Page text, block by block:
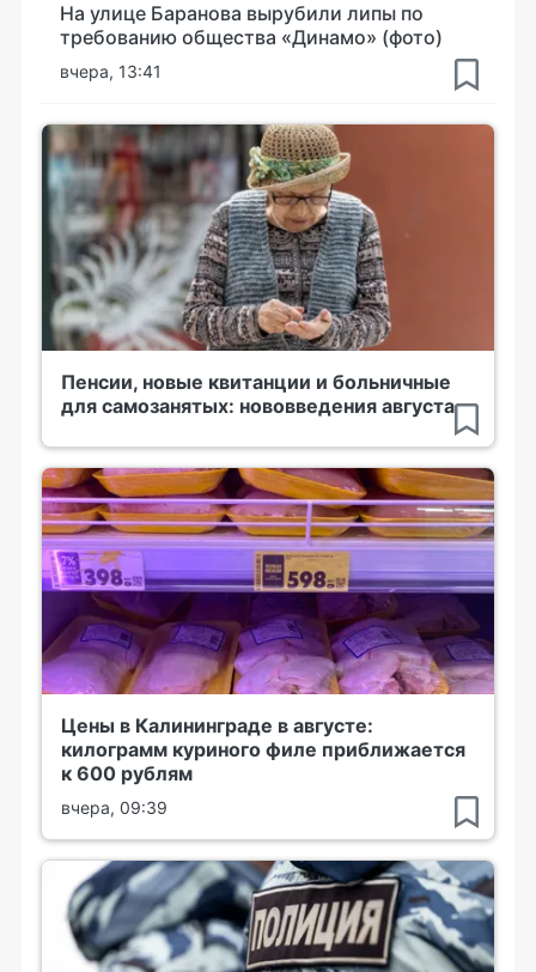
На улице Баранова вырубили липы по
требованию общества «Динамо» (фото)
вчера, 13:41
Пенсии, новые квитанции и больничные
для самозанятых: нововведения августа
Цены в Калининграде в августе:
килограмм куриного филе приближается
к 600 рублям
вчера, 09:39